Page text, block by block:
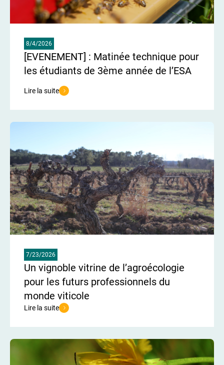
8/4/2026
[EVENEMENT] : Matinée technique pour
les étudiants de 3ème année de l’ESA
Lire la suite
de l'article [EVENEMENT] : Matinée technique pour les étudiants
7/23/2026
Un vignoble vitrine de l’agroécologie
pour les futurs professionnels du
monde viticole
Lire la suite
de l'article Un vignoble vitrine de l’agroécologie pour les futurs